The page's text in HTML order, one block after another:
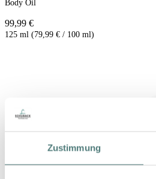
Zustimmung
Body Oil
99,99 €
125 ml (79,99 € / 100 ml)